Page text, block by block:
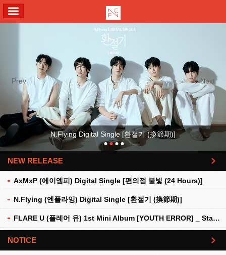
Previous Next
N.Flying Digital Single [환절기 (換節期)]
NEW RELEASE
AxMxP (에이엠피) Digital Single [편의점 불빛 (24 Hours)]
N.Flying (엔플라잉) Digital Single [환절기 (換節期)]
FLARE U (플레어 유) 1st Mini Album [YOUTH ERROR] _ Stationery Kit Ver.
더보기
NOTICE 더보기